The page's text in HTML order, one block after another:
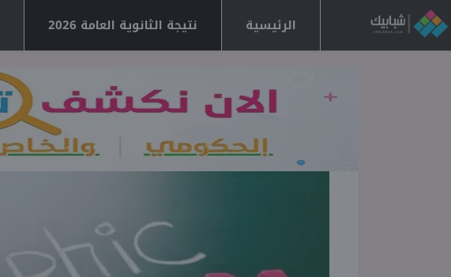
الرئيسية نتيجة الثانوية العامة 2026